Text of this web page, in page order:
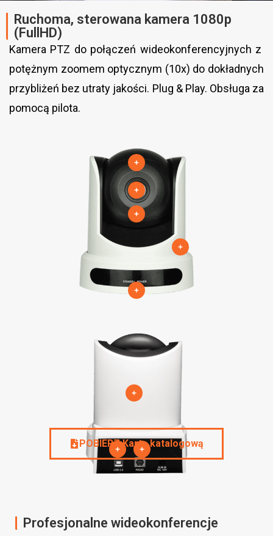
Ruchoma, sterowana kamera 1080p
(FullHD)
Kamera PTZ do połączeń wideokonferencyjnych z
potężnym zoomem optycznym (10x) do dokładnych
przybliżeń bez utraty jakości. Plug & Play. Obsługa za
pomocą pilota.
POBIERZ Kartę katalogową
Profesjonalne wideokonferencje